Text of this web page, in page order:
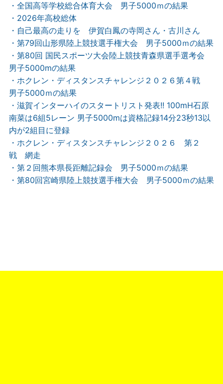
・全国高等学校総合体育大会 男子5000ｍの結果
・2026年高校総体
・自己最高の走りを 伊賀白鳳の寺岡さん・古川さん
・第79回山形県陸上競技選手権大会 男子5000ｍの結果
・第80回 国民スポーツ大会陸上競技青森県選手選考会
男子5000mの結果
・ホクレン・ディスタンスチャレンジ２０２６第４戦
男子5000ｍの結果
・滋賀インターハイのスタートリスト発表!! 100mH石原
南菜は6組5レーン 男子5000mは資格記録14分23秒13以
内が2組目に登録
・ホクレン・ディスタンスチャレンジ２０２６ 第２
戦 網走
・第２回熊本県長距離記録会 男子5000ｍの結果
・第80回宮崎県陸上競技選手権大会 男子5000ｍの結果